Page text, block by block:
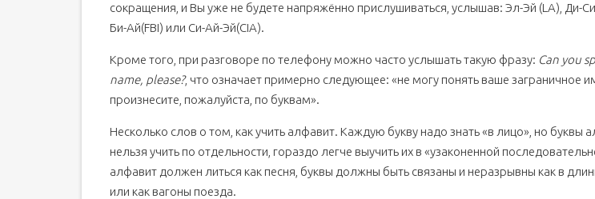
сокращения, и Вы уже не будете напряжённо прислушиваться, услышав: Эл-Эй (LA), Ди-
Би-Ай(FBI) или Си-Ай-Эй(CIA).
Кроме того, при разговоре по телефону можно часто услышать такую фразу: Can you
name, please?, что означает примерно следующее: «не могу понять ваше заграничное
произнесите, пожалуйста, по буквам».
Несколько слов о том, как учить алфавит. Каждую букву надо знать «в лицо», но буквы
нельзя учить по отдельности, гораздо легче выучить их в «узаконенной
алфавит должен литься как песня, буквы должны быть связаны и неразрывны как в
или как вагоны поезда.